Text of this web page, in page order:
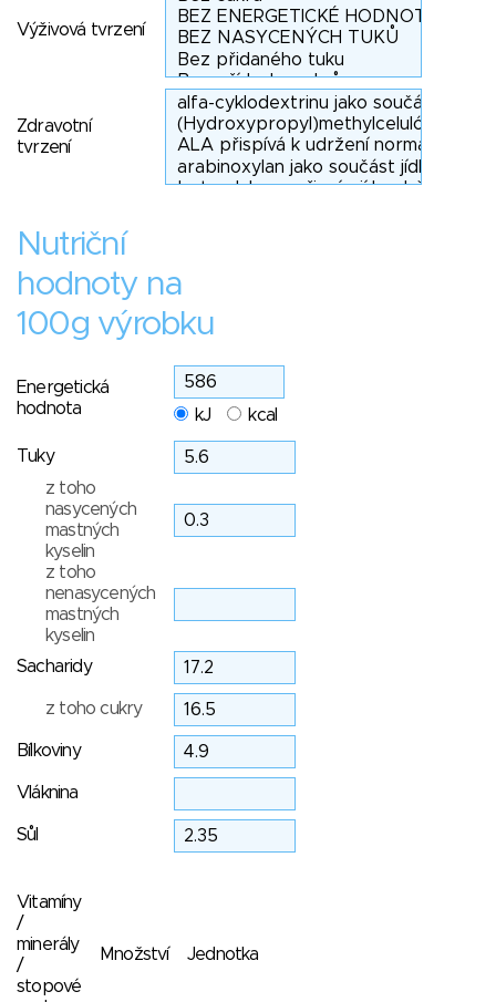
Výživová tvrzení
Zdravotní
tvrzení
Nutriční
hodnoty na
100g výrobku
Energetická
hodnota
kJ kcal
Tuky
z toho
nasycených
mastných
kyselin
z toho
nenasycených
mastných
kyselin
Sacharidy
z toho cukry
Bílkoviny
Vláknina
Sůl
Vitamíny
/
minerály
/
stopové
Množství Jednotka